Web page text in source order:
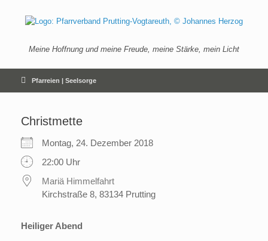
springen
Meine Hoffnung und meine Freude, meine Stärke, mein Licht
Pfarreien | Seelsorge
Christmette
Montag, 24. Dezember 2018
22:00 Uhr
Mariä Himmelfahrt
Kirchstraße 8, 83134 Prutting
Heiliger Abend